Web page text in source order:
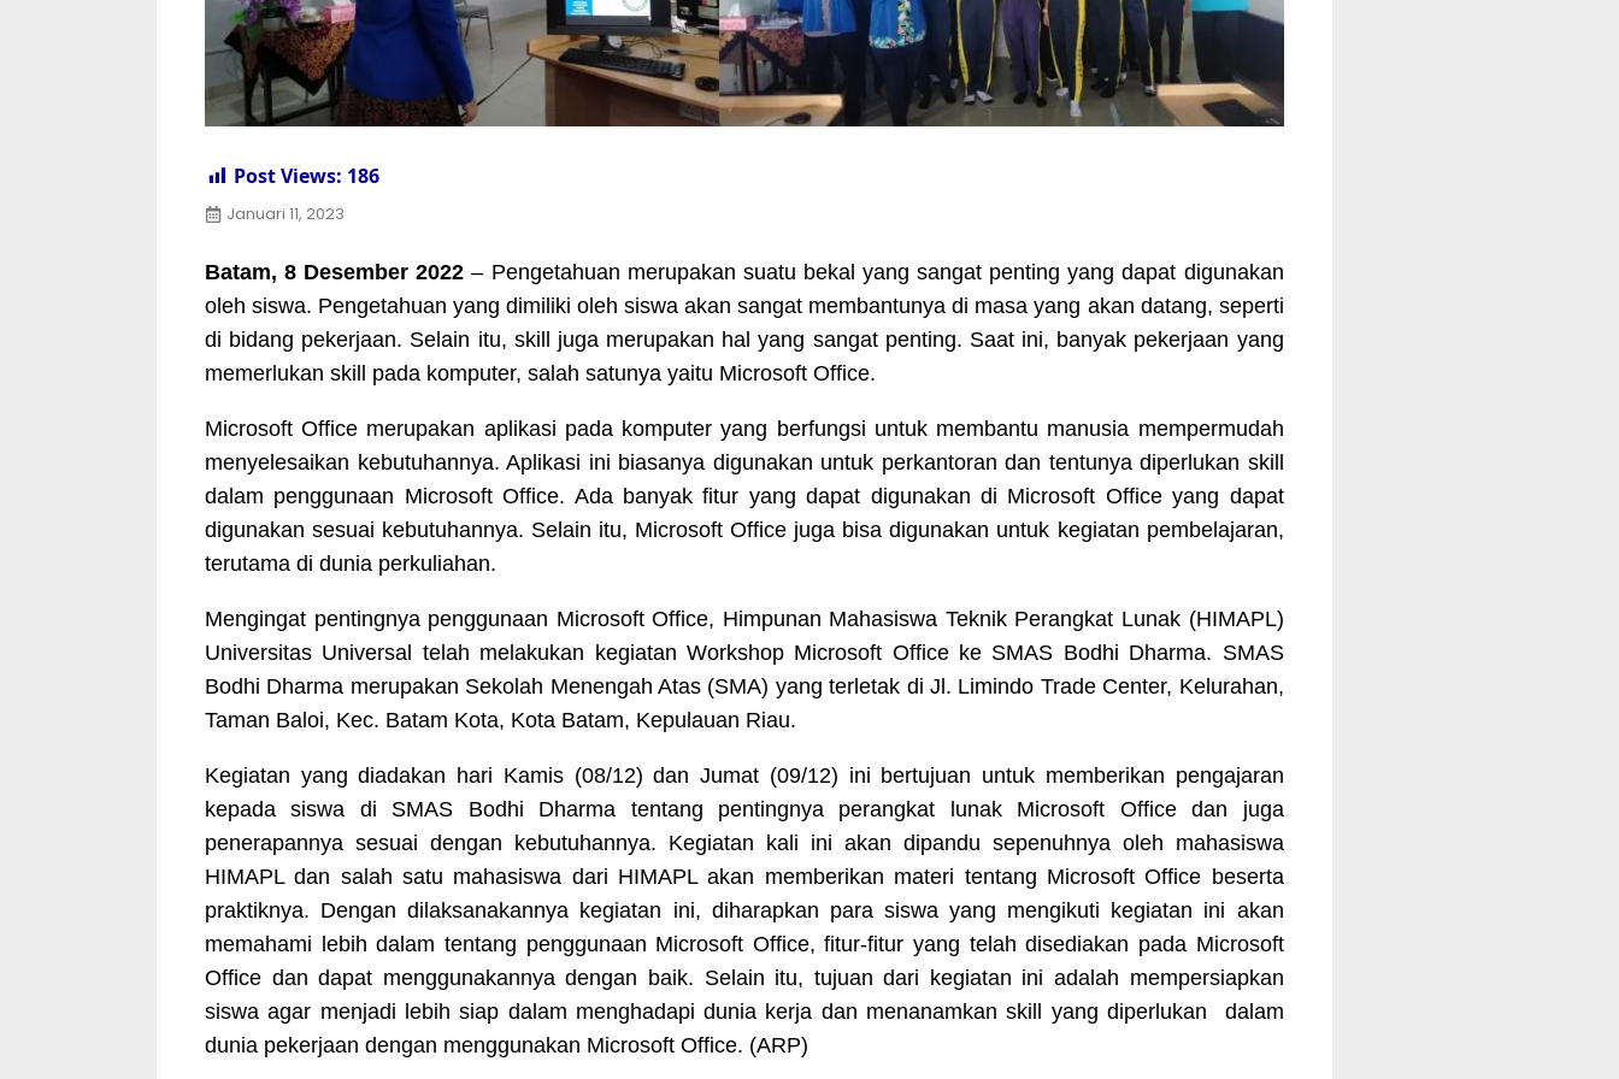
Post Views: 186
Januari 11, 2023
Batam, 8 Desember 2022 – Pengetahuan merupakan suatu bekal yang sangat penting yang dapat digunakan
oleh siswa. Pengetahuan yang dimiliki oleh siswa akan sangat membantunya di masa yang akan datang, seperti
di bidang pekerjaan. Selain itu, skill juga merupakan hal yang sangat penting. Saat ini, banyak pekerjaan yang
memerlukan skill pada komputer, salah satunya yaitu Microsoft Office.
Microsoft Office merupakan aplikasi pada komputer yang berfungsi untuk membantu manusia mempermudah
menyelesaikan kebutuhannya. Aplikasi ini biasanya digunakan untuk perkantoran dan tentunya diperlukan skill
dalam penggunaan Microsoft Office. Ada banyak fitur yang dapat digunakan di Microsoft Office yang dapat
digunakan sesuai kebutuhannya. Selain itu, Microsoft Office juga bisa digunakan untuk kegiatan pembelajaran,
terutama di dunia perkuliahan.
Mengingat pentingnya penggunaan Microsoft Office, Himpunan Mahasiswa Teknik Perangkat Lunak (HIMAPL)
Universitas Universal telah melakukan kegiatan Workshop Microsoft Office ke SMAS Bodhi Dharma. SMAS
Bodhi Dharma merupakan Sekolah Menengah Atas (SMA) yang terletak di Jl. Limindo Trade Center, Kelurahan,
Taman Baloi, Kec. Batam Kota, Kota Batam, Kepulauan Riau.
Kegiatan yang diadakan hari Kamis (08/12) dan Jumat (09/12) ini bertujuan untuk memberikan pengajaran
kepada siswa di SMAS Bodhi Dharma tentang pentingnya perangkat lunak Microsoft Office dan juga
penerapannya sesuai dengan kebutuhannya. Kegiatan kali ini akan dipandu sepenuhnya oleh mahasiswa
HIMAPL dan salah satu mahasiswa dari HIMAPL akan memberikan materi tentang Microsoft Office beserta
praktiknya. Dengan dilaksanakannya kegiatan ini, diharapkan para siswa yang mengikuti kegiatan ini akan
memahami lebih dalam tentang penggunaan Microsoft Office, fitur-fitur yang telah disediakan pada Microsoft
Office dan dapat menggunakannya dengan baik. Selain itu, tujuan dari kegiatan ini adalah mempersiapkan
siswa agar menjadi lebih siap dalam menghadapi dunia kerja dan menanamkan skill yang diperlukan dalam
dunia pekerjaan dengan menggunakan Microsoft Office. (ARP)